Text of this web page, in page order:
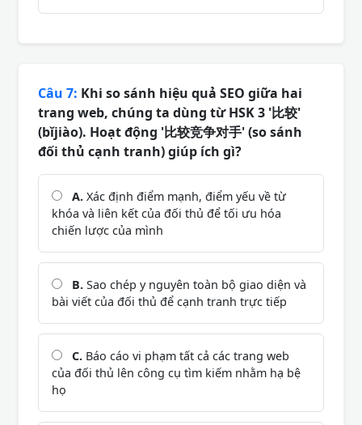
Câu 7: Khi so sánh hiệu quả SEO giữa hai
trang web, chúng ta dùng từ HSK 3 '比较'
(bǐjiào). Hoạt động '比较竞争对手' (so sánh
đối thủ cạnh tranh) giúp ích gì?
A. Xác định điểm mạnh, điểm yếu về từ
khóa và liên kết của đối thủ để tối ưu hóa
chiến lược của mình
B. Sao chép y nguyên toàn bộ giao diện và
bài viết của đối thủ để cạnh tranh trực tiếp
C. Báo cáo vi phạm tất cả các trang web
của đối thủ lên công cụ tìm kiếm nhằm hạ bệ
họ